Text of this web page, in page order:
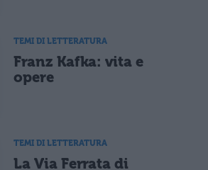
TEMI DI LETTERATURA
Franz Kafka: vita e
opere
TEMI DI LETTERATURA
La Via Ferrata di